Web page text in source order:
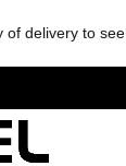
of delivery to